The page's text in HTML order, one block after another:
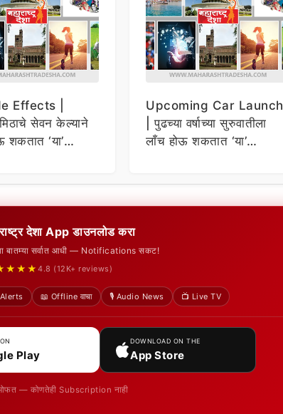
Effects |
सेवन केल्याने
शकतात ‘या’
Upcoming Car Launch
| पुढच्या वर्षाच्या सुरुवातीला
लाँच होऊ शकतात ‘या’
देशा App डाउनलोड करा
बातम्या सर्वात आधी — Notifications सकट!
4.8 (12K+ reviews)
📖 Offline वाचा 🎙️ Audio News 📺 Live TV
Play
DOWNLOAD ON THE
App Store
— कोणतेही Subscription नाही